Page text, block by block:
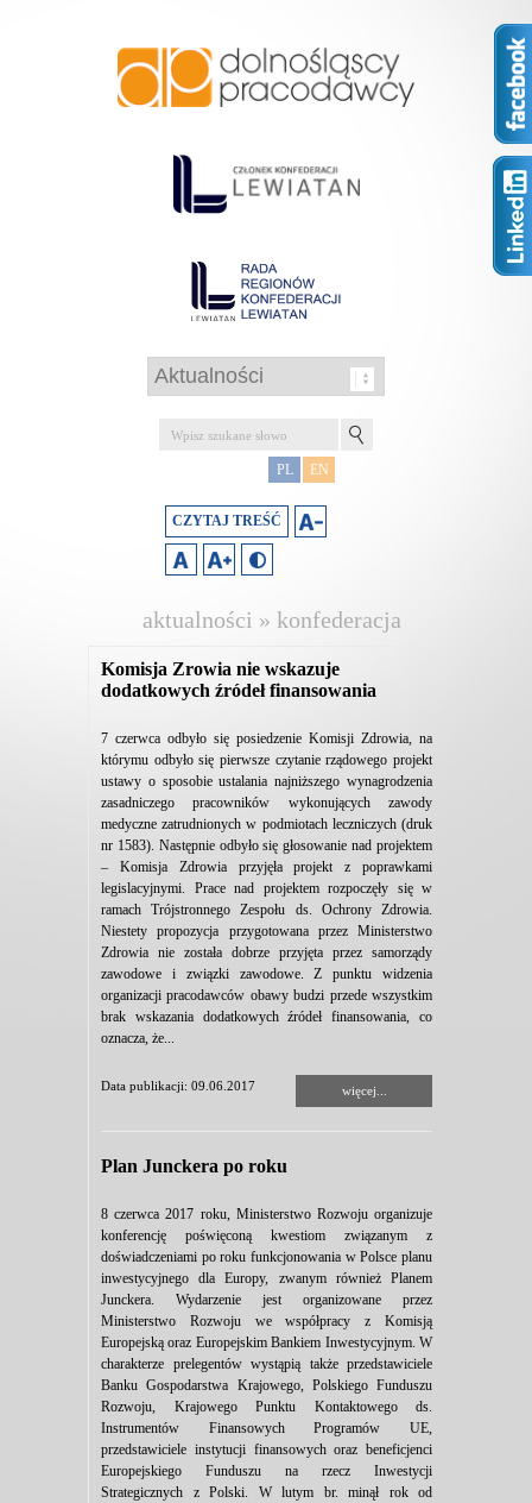
PL EN
CZYTAJ TREŚĆ
aktualności » konfederacja
Komisja Zrowia nie wskazuje
dodatkowych źródeł finansowania
7 czerwca odbyło się posiedzenie Komisji Zdrowia, na
którymu odbyło się pierwsze czytanie rządowego projekt
ustawy o sposobie ustalania najniższego wynagrodzenia
zasadniczego pracowników wykonujących zawody
medyczne zatrudnionych w podmiotach leczniczych (druk
nr 1583). Następnie odbyło się głosowanie nad projektem
– Komisja Zdrowia przyjęła projekt z poprawkami
legislacyjnymi. Prace nad projektem rozpoczęły się w
ramach Trójstronnego Zespołu ds. Ochrony Zdrowia.
Niestety propozycja przygotowana przez Ministerstwo
Zdrowia nie została dobrze przyjęta przez samorządy
zawodowe i związki zawodowe. Z punktu widzenia
organizacji pracodawców obawy budzi przede wszystkim
brak wskazania dodatkowych źródeł finansowania, co
oznacza, że...
Data publikacji: 09.06.2017 więcej...
Plan Junckera po roku
8 czerwca 2017 roku, Ministerstwo Rozwoju organizuje
konferencję poświęconą kwestiom związanym z
doświadczeniami po roku funkcjonowania w Polsce planu
inwestycyjnego dla Europy, zwanym również Planem
Junckera. Wydarzenie jest organizowane przez
Ministerstwo Rozwoju we współpracy z Komisją
Europejską oraz Europejskim Bankiem Inwestycyjnym. W
charakterze prelegentów wystąpią także przedstawiciele
Banku Gospodarstwa Krajowego, Polskiego Funduszu
Rozwoju, Krajowego Punktu Kontaktowego ds.
Instrumentów Finansowych Programów UE,
przedstawiciele instytucji finansowych oraz beneficjenci
Europejskiego Funduszu na rzecz Inwestycji
Strategicznych z Polski. W lutym br. minął rok od